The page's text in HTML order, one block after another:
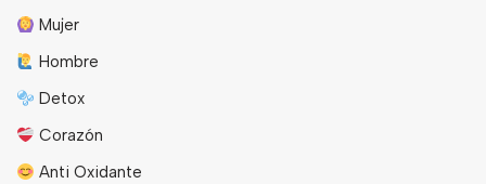
Mujer
Hombre
Detox
Corazón
Anti Oxidante